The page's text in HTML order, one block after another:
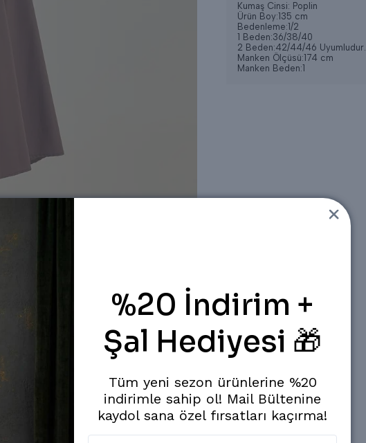
Kumaş Cinsi: Poplin
Ürün Boy:135 cm
Bedenleme:1/2
1 Beden:36/38/40
2 Beden:42/44/46 Uyumludur.
Manken Ölçüsü:174 cm
Manken Beden:1
%20 İndirim +
Şal Hediyesi 🎁
Tüm yeni sezon ürünlerine %20
indirimle sahip ol! Mail Bültenine
kaydol sana özel fırsatları kaçırma!